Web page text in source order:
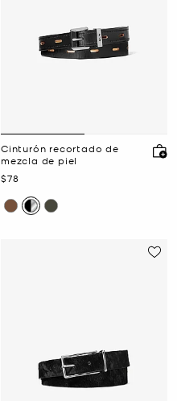
Cinturón recortado de
mezcla de piel
Ahora
$78